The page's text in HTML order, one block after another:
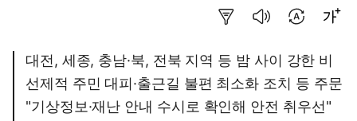
대전, 세종, 충남·북, 전북 지역 등 밤 사이 강한 비
선제적 주민 대피·출근길 불편 최소화 조치 등 주문
"기상정보·재난 안내 수시로 확인해 안전 취우선"